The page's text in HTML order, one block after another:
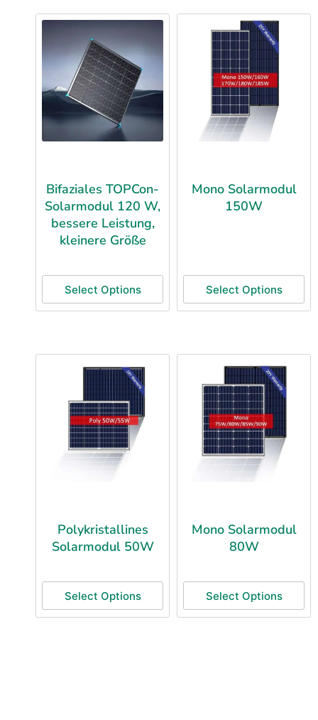
Bifaziales TOPCon-
Solarmodul 120 W,
bessere Leistung,
kleinere Größe
Select Options
Mono Solarmodul
150W
Select Options
Polykristallines
Solarmodul 50W
Select Options
Mono Solarmodul
80W
Select Options